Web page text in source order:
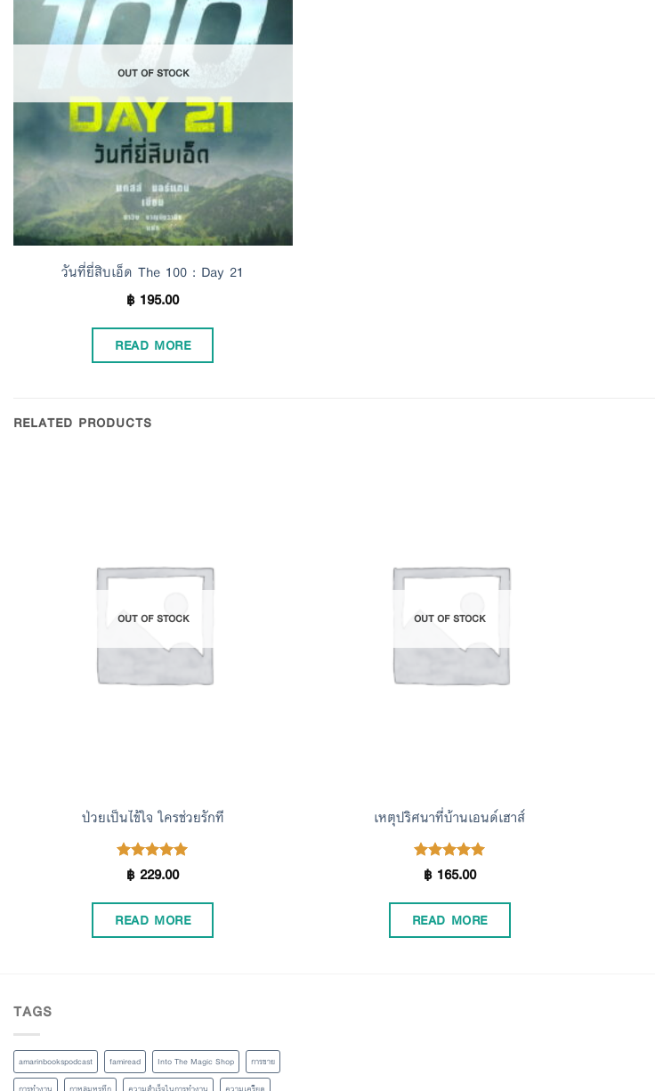
Add to
Wishlist
OUT OF STOCK
วันที่ยี่สิบเอ็ด The 100 : Day 21
฿195.00
READ MORE
RELATED PRODUCTS
OUT OF STOCK
ป่วยเป็นไข้ใจ ใครช่วยรักที
Rated5.00
฿229.00
READ MORE
OUT OF STOCK
เหตุปริศนาที่บ้านเอนด์เฮาส์
Rated5.00
฿165.00
READ MORE
TAGS
amarinbookspodcast famiread Into The Magic Shop
การขาย